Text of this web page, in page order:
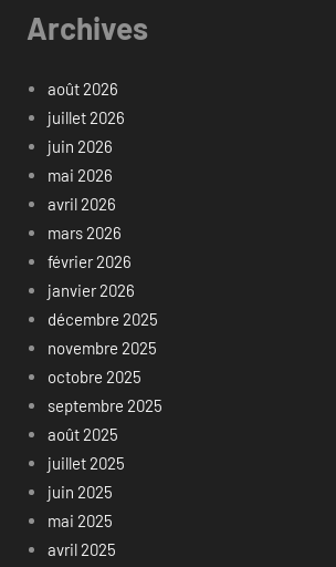
Archives
août 2026
juillet 2026
juin 2026
mai 2026
avril 2026
mars 2026
février 2026
janvier 2026
décembre 2025
novembre 2025
octobre 2025
septembre 2025
août 2025
juillet 2025
juin 2025
mai 2025
avril 2025